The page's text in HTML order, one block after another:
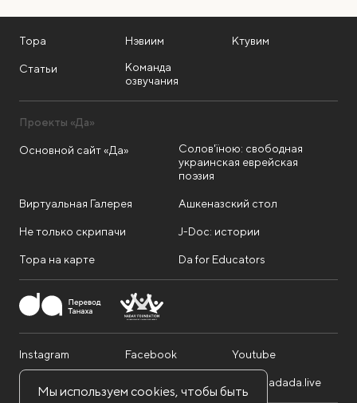
Тора Нэвиим Ктувим
Статьи
Команда
озвучания
Проекты «Да»
Основной сайт «Да»
Солов'їною: свободная
украинская еврейская
поэзия
Виртуальная Галерея Ашкеназский стол
Не только скрипачи J-Doc: истории
Тора на карте Da for Educators
Instagram Facebook Youtube
info@dadada.live
Мы используем cookies, чтобы быть